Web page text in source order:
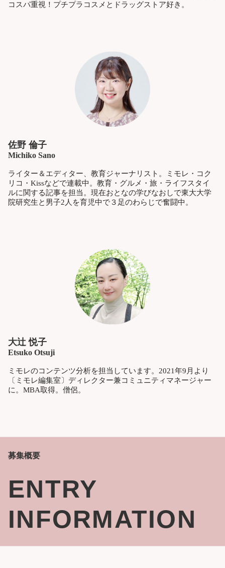
コスパ重視！プチプラコスメとドラッグストア好き。
佐野 倫子
Michiko Sano
ライター＆エディター、教育ジャーナリスト。ミモレ・コク
リコ・Kissなどで連載中。教育・グルメ・旅・ライフスタイ
ルに関する記事を担当。現在おとなの学びなおしで東大大学
院研究生と男子2人を育児中で３足のわらじで奮闘中。
大辻 悦子
Etsuko Otsuji
ミモレのコンテンツ分析を担当しています。2021年9月より
〔ミモレ編集室〕ディレクター兼コミュニティマネージャー
に。MBA取得。僧侶。
募集概要
ENTRY
INFORMATION